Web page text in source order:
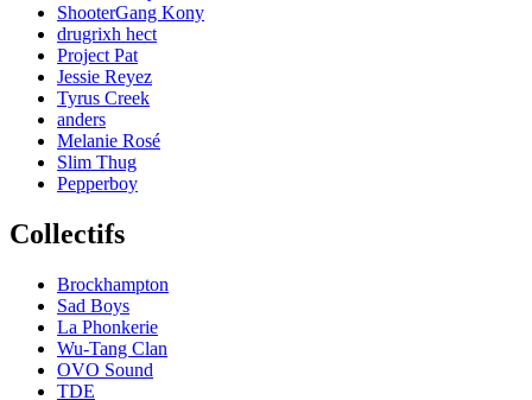
ShooterGang Kony
drugrixh hect
Project Pat
Jessie Reyez
Tyrus Creek
anders
Melanie Rosé
Slim Thug
Pepperboy
Collectifs
Brockhampton
Sad Boys
La Phonkerie
Wu-Tang Clan
OVO Sound
TDE